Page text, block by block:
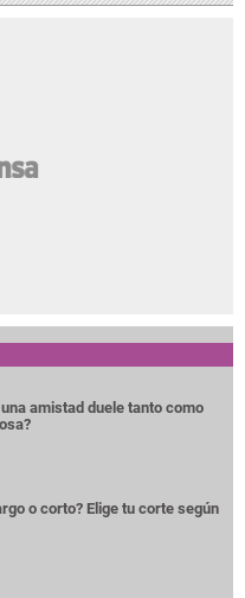
amistad duele tanto como
o corto? Elige tu corte según